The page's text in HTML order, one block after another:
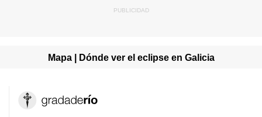
Mapa | Dónde ver el eclipse en Galicia